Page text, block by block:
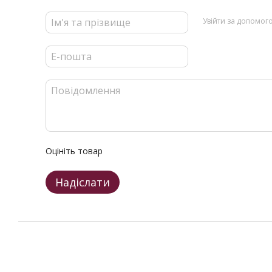
Увійти за
Оцініть товар
Надіслати